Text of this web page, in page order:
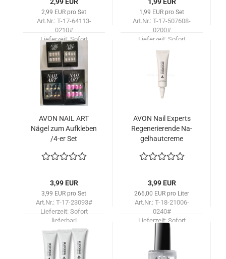
2,99 EUR pro Set
Art.Nr.: T-17-64113-
0210#
Lieferzeit:Sofort
lieferbar!
1,99 EUR pro Set
Art.Nr.: T-17-507608-
0200#
Lieferzeit: Sofort
AVON NAIL ART
Nägel zum Auf­kle­ben
/4-er Set
3,99 EUR
3,99 EUR pro Set
Art.Nr.: T-17-23093#
Lieferzeit: Sofort
lieferbar!
AVON Nail Ex­perts
Re­ge­ne­rie­ren­de Na­
gel­haut­creme
3,99 EUR
266,00 EUR pro Liter
Art.Nr.: T-18-21006-
0240#
Lieferzeit: Sofort
lieferbar!